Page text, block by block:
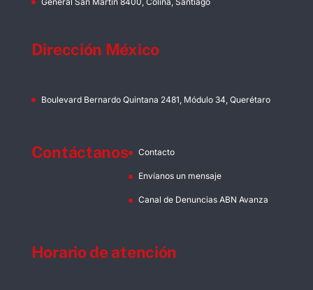
Dirección México
Boulevard Bernardo Quintana 2481, Módulo 34, Querétaro
Contáctanos Contacto
Envíanos un mensaje
Canal de Denuncias ABN Avanza
Horario de atención